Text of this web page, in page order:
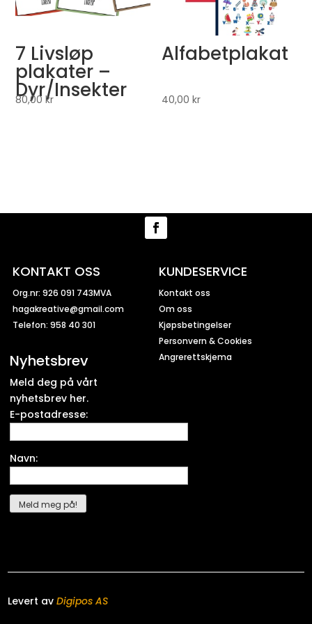
7 Livsløp
plakater –
Dyr/Insekter
80,00kr
Alfabetplakat
40,00kr
KONTAKT OSS
Org.nr: 926 091 743MVA
hagakreative@gmail.com
Telefon: 958 40 301
Nyhetsbrev
Meld deg på vårt
nyhetsbrev her.
E-postadresse:
Navn:
KUNDESERVICE
Kontakt oss
Om oss
Kjøpsbetingelser
Personvern & Cookies
Angrerettskjema
Levert avDigipos AS